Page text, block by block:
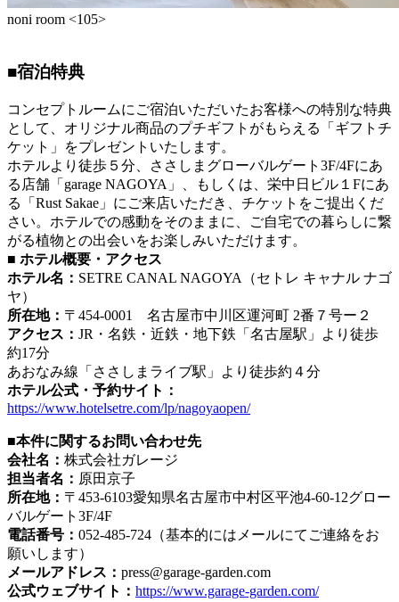
noni room <105>
■宿泊特典
コンセプトルームにご宿泊いただいたお客様への特別な特典
として、オリジナル商品のプチギフトがもらえる「ギフトチ
ケット」をプレゼントいたします。
ホテルより徒歩５分、ささしまグローバルゲート3F/4Fにあ
る店舗「garage NAGOYA」、もしくは、栄中日ビル１Fにあ
る「Rust Sakae」にご来店いただき、チケットをご提出くだ
さい。ホテルでの感動をそのままに、ご自宅での暮らしに繋
がる植物との出会いをお楽しみいただけます。
■ ホテル概要・アクセス
ホテル名： SETRE CANAL NAGOYA（セトレ キャナル ナゴ
ヤ）
所在地： 〒454-0001 名古屋市中川区運河町 2番７号ー２
アクセス： JR・名鉄・近鉄・地下鉄「名古屋駅」より徒歩
約17分
あおなみ線「ささしまライブ駅」より徒歩約４分
ホテル公式・予約サイト：
https://www.hotelsetre.com/lp/nagoyaopen/
■本件に関するお問い合わせ先
会社名： 株式会社ガレージ
担当者名： 原田京子
所在地： 〒453-6103愛知県名古屋市中村区平池4-60-12グロー
バルゲート3F/4F
電話番号： 052-485-724（基本的にはメールにてご連絡をお
願いします）
メールアドレス： press@garage-garden.com
公式ウェブサイト： https://www.garage-garden.com/